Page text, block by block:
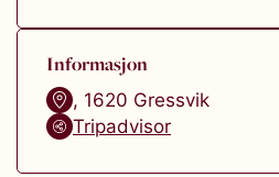
Informasjon
, 1620 Gressvik
Tripadvisor